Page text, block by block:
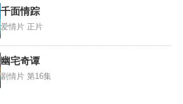
千面情踪
爱情片 正片
幽宅奇谭
剧情片 第16集